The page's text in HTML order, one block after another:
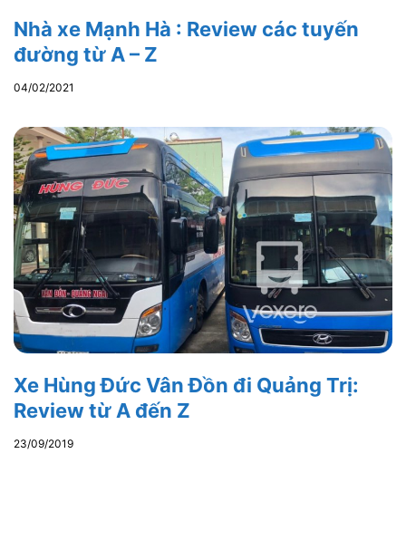
Nhà xe Mạnh Hà : Review các tuyến
đường từ A – Z
04/02/2021
Xe Hùng Đức Vân Đồn đi Quảng Trị:
Review từ A đến Z
23/09/2019